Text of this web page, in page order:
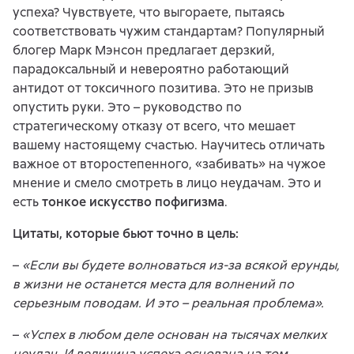
успеха? Чувствуете, что выгораете, пытаясь
соответствовать чужим стандартам? Популярный
блогер Марк Мэнсон предлагает дерзкий,
парадоксальный и невероятно работающий
антидот от токсичного позитива. Это не призыв
опустить руки. Это – руководство по
стратегическому отказу от всего, что мешает
вашему настоящему счастью. Научитесь отличать
важное от второстепенного, «забивать» на чужое
мнение и смело смотреть в лицо неудачам. Это и
естьтонкое искусство пофигизма.
Цитаты, которые бьют точно в цель:
– «Если вы будете волноваться из-за всякой ерунды,
в жизни не останется места для волнений по
серьезным поводам. И это – реальная проблема».
– «Успех в любом деле основан на тысячах мелких